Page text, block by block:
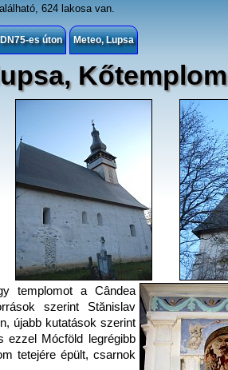
624 lakosa van.
es úton Meteo, Lupsa
Kőtemplom
templomot a Cândea
szerint Stănislav
újabb kutatások szerint
ezzel Mócföld legrégibb
tetejére épült, csarnok